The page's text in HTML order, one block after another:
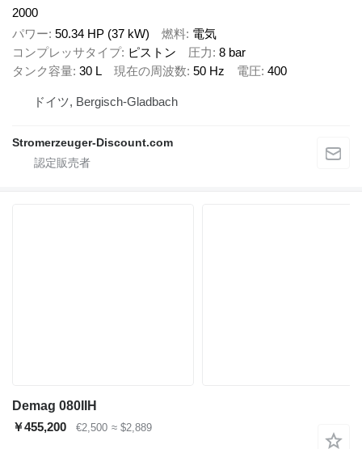
2000
パワー 50.34 HP (37 kW) 燃料 電気
コンプレッサタイプ ピストン 圧力 8 bar
タンク容量 30 L 現在の周波数 50 Hz 電圧 400
ドイツ, Bergisch-Gladbach
Stromerzeuger-Discount.com
Demag 080IIH
￥455,200
€2,500 ≈ $2,889